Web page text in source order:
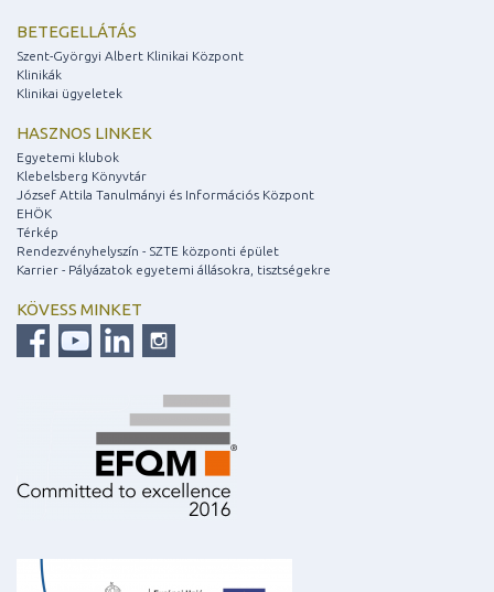
BETEGELLÁTÁS
Szent-Györgyi Albert Klinikai Központ
Klinikák
Klinikai ügyeletek
HASZNOS LINKEK
Egyetemi klubok
Klebelsberg Könyvtár
József Attila Tanulmányi és Információs Központ
EHÖK
Térkép
Rendezvényhelyszín - SZTE központi épület
Karrier - Pályázatok egyetemi állásokra, tisztségekre
KÖVESS MINKET